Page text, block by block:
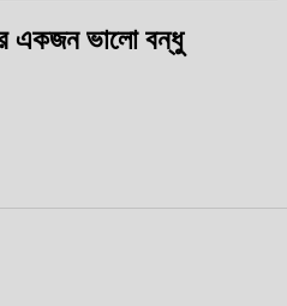
একজন ভালো বন্ধু